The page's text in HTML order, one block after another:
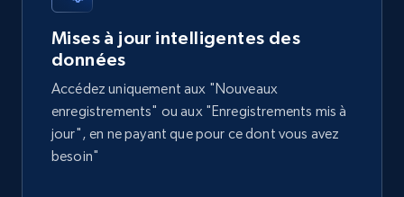
Amazon products global dataset
Title, Seller name, Brand, Description, Initial
price, Currency, Availability, Reviews count, and
more.
Mises à jour intelligentes des
données
Accédez uniquement aux "Nouveaux
enregistrements" ou aux "Enregistrements mis à
jour", en ne payant que pour ce dont vous avez
besoin"